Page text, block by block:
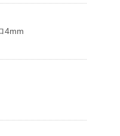
4mm